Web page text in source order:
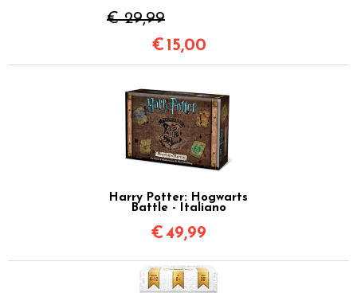
€ 29,99
€ 15,00
Harry Potter: Hogwarts
Battle - Italiano
€49,99